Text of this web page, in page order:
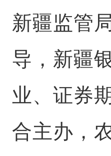
新疆监管
导，新疆
业、证券
合主办，